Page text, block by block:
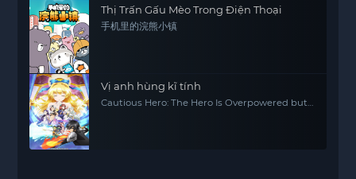
Thị Trấn Gấu Mèo Trong Điện Thoại
手机里的浣熊小镇
Vị anh hùng kĩ tính
Cautious Hero: The Hero Is Overpowered but